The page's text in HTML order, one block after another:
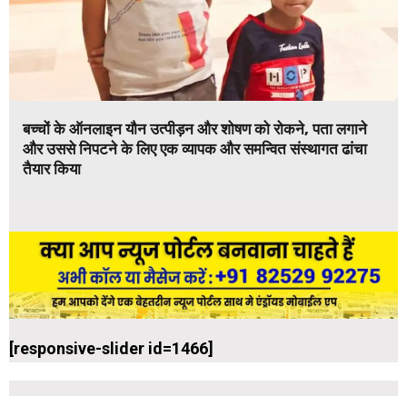
बच्चों के ऑनलाइन यौन उत्पीड़न और शोषण को रोकने, पता लगाने
और उससे निपटने के लिए एक व्यापक और समन्वित संस्थागत ढांचा
तैयार किया
[responsive-slider id=1466]